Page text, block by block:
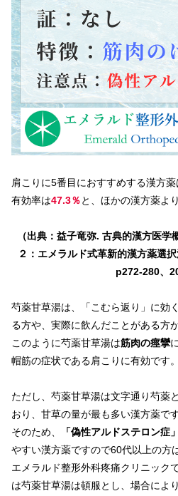
肩こりに5番目におすすめする漢方薬
有効率は47.3％と、ほかの漢方薬よ
（出典：益子竜弥. 古典的漢方医
２：エメラルド式革新的漢方薬選
p272-280、
芍薬甘草湯は、「こむら返り」に効
る方や、実際に飲んだことがある方
このように芍薬甘草湯は筋肉の痙攣
帽筋の症状である肩こりに有効です。
ただし、芍薬甘草湯は文字通り芍薬
おり、甘草の量が最も多い漢方薬です
そのため、
「偽性アルドステロン症」
やすい漢方薬ですので60代以上の方
エメラルド整形外科疼痛クリニック
は芍薬甘草湯は頓服とし、場合によ